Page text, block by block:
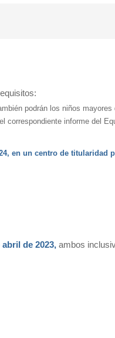
podrán los niños
informe del
en un centro de titularidad
abril de 2023, ambos